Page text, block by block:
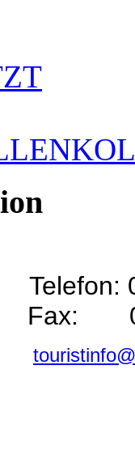
Telefon:
Fax: